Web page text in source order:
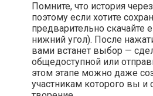
Помните, что история
поэтому если хотите
предварительно скачайте
нижний угол). После
вами встанет выбор —
общедоступной или
этом этапе можно даже
участникам которого вы и